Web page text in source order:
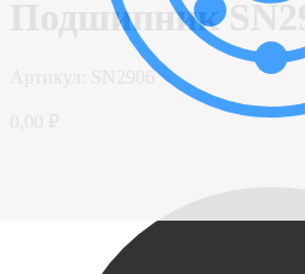
Подшипник
SN2906